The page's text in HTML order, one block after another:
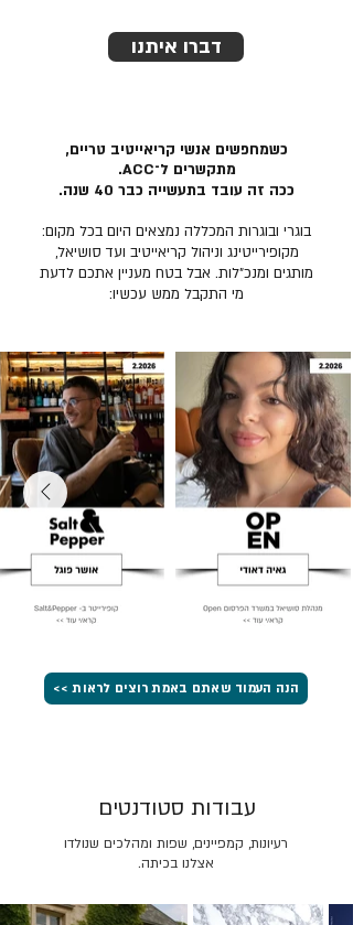
דברו איתנו
כשמחפשים אנשי קריאייטיב טריים,
מתקשרים ל־ACC.
ככה זה עובד בתעשייה כבר 40 שנה.
בוגרי ובוגרות המכללה נמצאים היום בכל מקום:
מקופירייטינג וניהול קריאייטיב ועד סושיאל,
מותגים ומנכ״לות. אבל בטח מעניין אתכם לדעת
מי התקבל ממש עכשיו:
הנה העמוד שאתם באמת רוצים לראות >>
רעיונות, קמפיינים, שפות ומהלכים שנולדו
אצלנו בכיתה.
עבודות סטודנטים